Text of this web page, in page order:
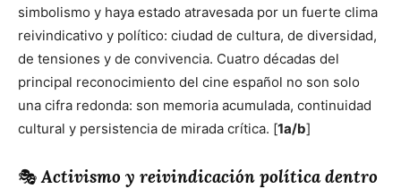
simbolismo y haya estado atravesada por un fuerte clima
reivindicativo y político: ciudad de cultura, de diversidad,
de tensiones y de convivencia. Cuatro décadas del
principal reconocimiento del cine español no son solo
una cifra redonda: son memoria acumulada, continuidad
cultural y persistencia de mirada crítica. [1a/b]
🎭Activismo y reivindicación política dentro